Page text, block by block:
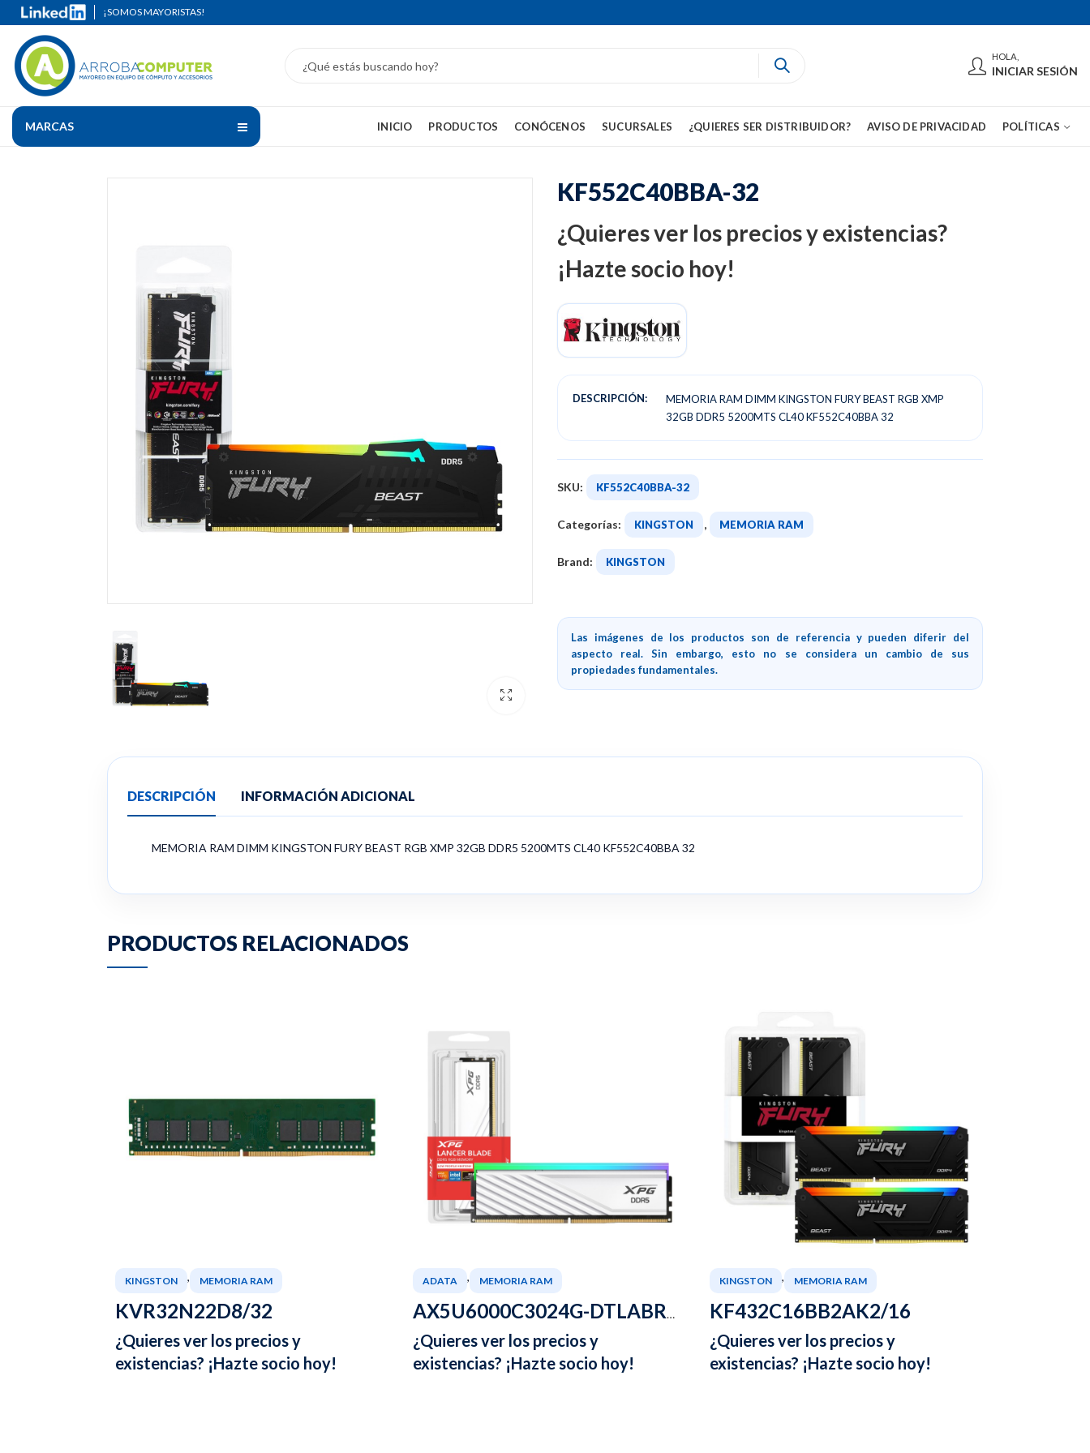
¡SOMOS MAYORISTAS!
HOLA,
INICIAR SESIÓN
MARCAS INICIO PRODUCTOS CONÓCENOS SUCURSALES ¿QUIERES SER DISTRIBUIDOR? AVISO DE PRIVACIDAD POLÍTICAS
KF552C40BBA-32
¿Quieres ver los precios y existencias?
¡Hazte socio hoy!
DESCRIPCIÓN:
MEMORIA RAM DIMM KINGSTON FURY BEAST RGB XMP
32GB DDR5 5200MTS CL40 KF552C40BBA 32
SKU: KF552C40BBA-32
Categorías: KINGSTON , MEMORIA RAM
Brand: KINGSTON
Las imágenes de los productos son de referencia y pueden diferir del
aspecto real. Sin embargo, esto no se considera un cambio de sus
propiedades fundamentales.
DESCRIPCIÓN INFORMACIÓN ADICIONAL
MEMORIA RAM DIMM KINGSTON FURY BEAST RGB XMP 32GB DDR5 5200MTS CL40 KF552C40BBA 32
PRODUCTOS RELACIONADOS
KINGSTON , MEMORIA RAM
KVR32N22D8/32
¿Quieres ver los precios y
existencias? ¡Hazte socio hoy!
ADATA , MEMORIA RAM
AX5U6000C3024G-DTLABRWH
¿Quieres ver los precios y
existencias? ¡Hazte socio hoy!
KINGSTON , MEMORIA RAM
KF432C16BB2AK2/16
¿Quieres ver los precios y
existencias? ¡Hazte socio hoy!